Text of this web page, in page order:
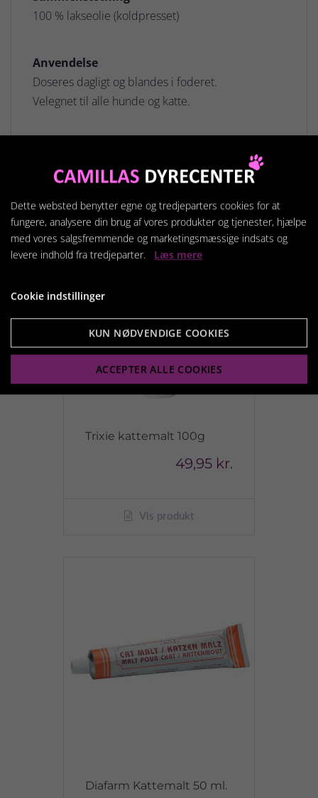
100 % lakseolie (koldpresset)
Anvendelse
Doseres dagligt og blandes i foderet.
Velegnet til alle hunde og katte.
Relaterede produkter
Trixie kattemalt 100g
49,95 kr.
Vis produkt
Diafarm Kattemalt 50 ml.
Dette websted benytter egne og tredjeparters cookies for at
fungere, analysere din brug af vores produkter og tjenester, hjælpe
med vores salgsfremmende og marketingsmæssige indsats og
levere indhold fra tredjeparter. Læs mere
Cookie indstillinger
KUN NØDVENDIGE COOKIES
ACCEPTER ALLE COOKIES